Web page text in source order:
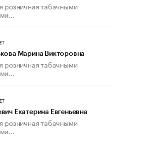
стареет иначе». Как живет глава
розничная табачными
Марина Викторовна
розничная табачными
Екатерина Евгеньевна
розничная табачными